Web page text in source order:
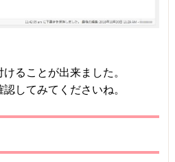
ることが出来ました。
してみてくださいね。